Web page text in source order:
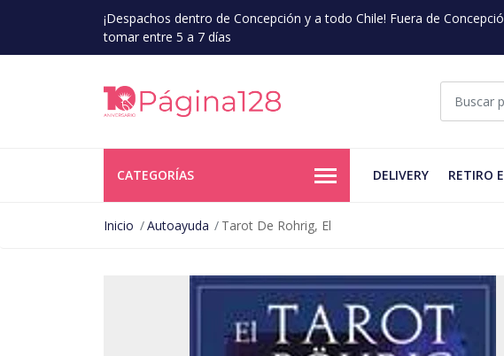
¡Despachos dentro de Concepción y a todo Chile! Fuera de
tomar entre 5 a 7 días
CATEGORÍAS DELIVERY RETIRO
Inicio Autoayuda Tarot De Rohrig, El